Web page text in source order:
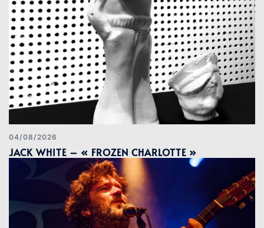
04/08/2026
JACK WHITE – « FROZEN CHARLOTTE »